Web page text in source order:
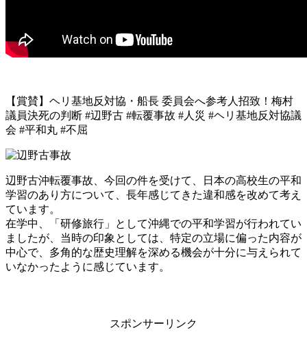
【賞賛】ヘリ基地反対協・船長 委員会へ参考人招致！梅村
議員決死の判断 #辺野古 #転覆事故 #人災 #ヘリ基地反対協議
会 #平和丸 #不屈
辺野古沖転覆事故、今回の件を受けて、日本の高校生の平和
学習のあり方について、長年感じてきた違和感を改めて考え
ています。
在学中、「研修旅行」として沖縄での平和学習が行われてい
ましたが、当時の印象としては、特定の立場に偏った内容が
中心で、多角的な歴史理解を深める機会が十分に与えられて
いなかったように感じています。
スポンサーリンク